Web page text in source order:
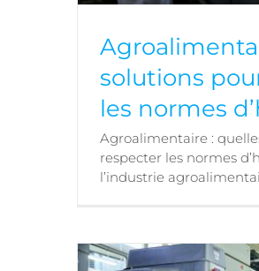
Agroalimentaire :
respecter les
solutions
les normes
Agroalimentaire :
respecter les normes
l’industrie